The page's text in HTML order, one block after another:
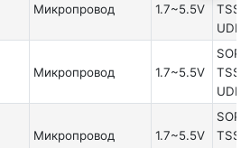
Микропровод 1.7~5.5V
Микропровод 1.7~5.5V
SOP8
Микропровод 1.7~5.5V
SOP8